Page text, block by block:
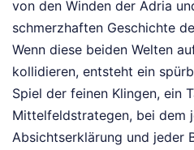
von den Winden der Adria
schmerzhaften Geschichte
Wenn diese beiden Welten
kollidieren, entsteht ein
Spiel der feinen Klingen, ein
Mittelfeldstrategen, bei dem
Absichtserklärung und jeder